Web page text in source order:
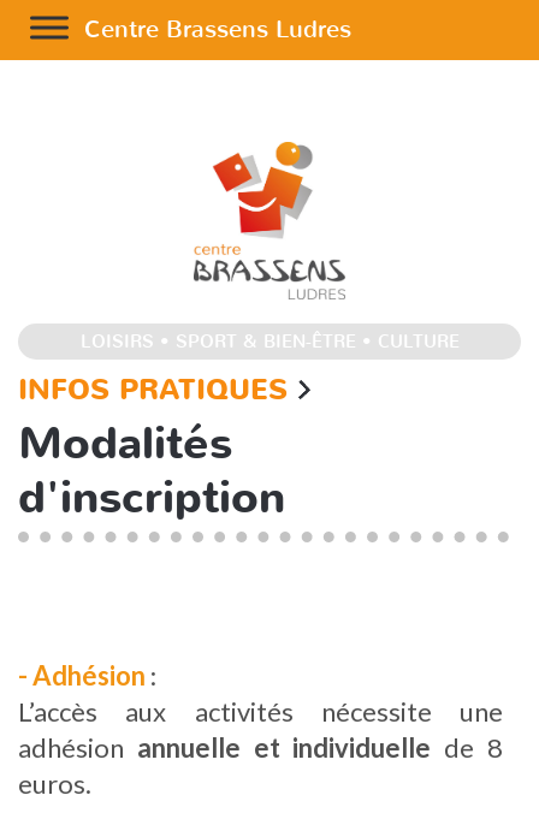
Accessibilité
Centre Brassens Ludres
LOISIRS • SPORT & BIEN-ÊTRE • CULTURE
INFOS PRATIQUES
Modalités
d'inscription
- Adhésion :
L’accès aux activités nécessite une
adhésion annuelle et individuelle de 8
euros.